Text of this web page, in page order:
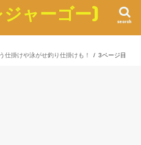
ジャーゴー) search
仕掛けや泳がせ釣り仕掛けも！
3ページ目